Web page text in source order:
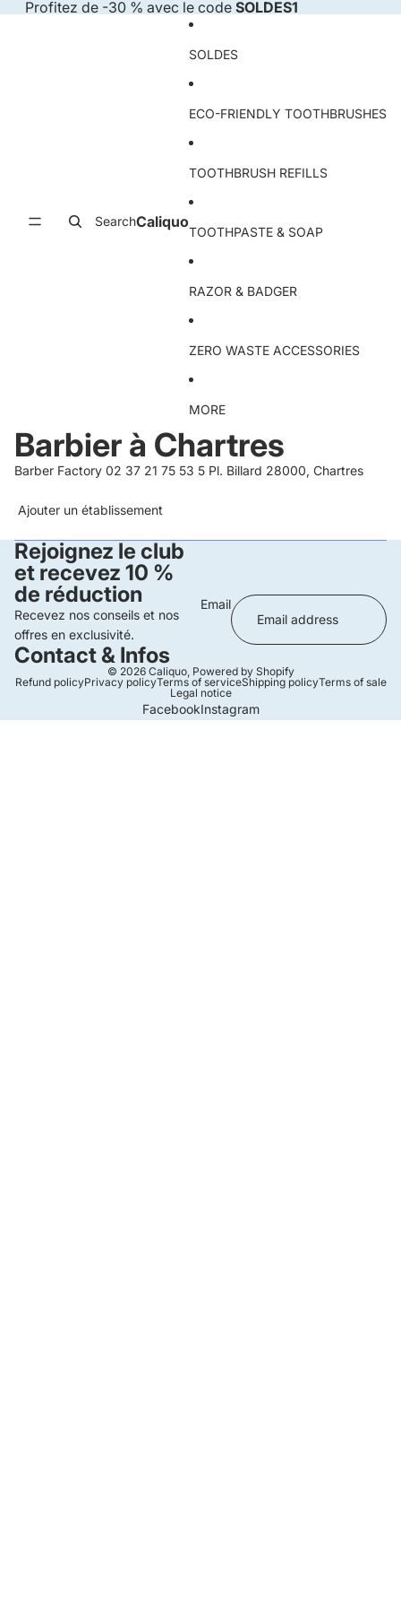
Profitez de -30 % avec le code SOLDES1
SearchCaliquo
SOLDES
ECO-FRIENDLY TOOTHBRUSHES
TOOTHBRUSH REFILLS
TOOTHPASTE & SOAP
RAZOR & BADGER
ZERO WASTE ACCESSORIES
MORE
Barbier à Chartres
Barber Factory 02 37 21 75 53 5 Pl. Billard 28000, Chartres
Ajouter un établissement
Rejoignez le club
et recevez 10 %
de réduction
Recevez nos conseils et nos
offres en exclusivité.
Email
Contact & Infos
© 2026 Caliquo, Powered by Shopify
Refund policyPrivacy policyTerms of serviceShipping policyTerms of sale
Legal notice
FacebookInstagram